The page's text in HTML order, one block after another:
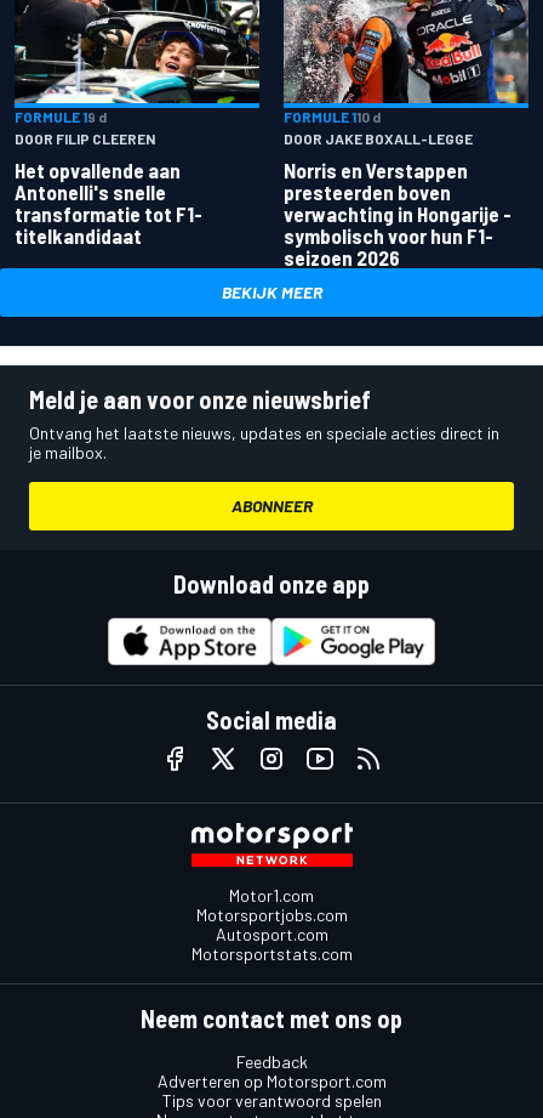
FORMULE 19 d
DOOR FILIP CLEEREN
Het opvallende aan
Antonelli's snelle
transformatie tot F1-
titelkandidaat
FORMULE 110 d
DOOR JAKE BOXALL-LEGGE
Norris en Verstappen
presteerden boven
verwachting in Hongarije -
symbolisch voor hun F1-
seizoen 2026
BEKIJK MEER
Meld je aan voor onze nieuwsbrief
Ontvang het laatste nieuws, updates en speciale acties direct in
je mailbox.
ABONNEER
Download onze app
Social media
Motor1.com
Motorsportjobs.com
Autosport.com
Motorsportstats.com
Neem contact met ons op
Feedback
Adverteren op Motorsport.com
Tips voor verantwoord spelen